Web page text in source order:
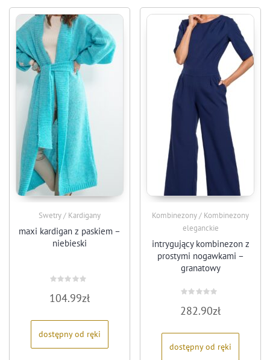
Swetry / Kardigany
maxi kardigan z paskiem –
niebieski
0
na
104.99zł
dostępny od ręki
Kombinezony / Kombinezony
eleganckie
intrygujący kombinezon z
prostymi nogawkami –
granatowy
0
na
282.90zł
dostępny od ręki